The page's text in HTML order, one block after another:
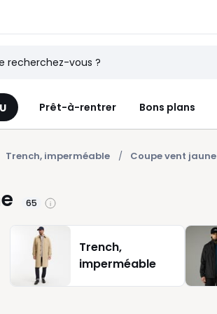
Prêt-à-rentrer Bons plans
Trench, imperméable Coupe vent jaune
65
Trench,
imperméable